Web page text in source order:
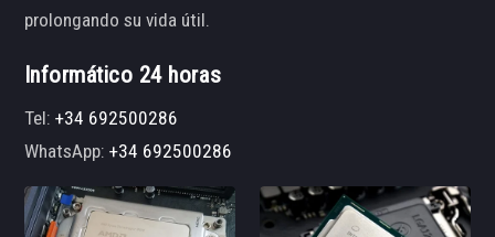
prolongando su vida útil.
Informático 24 horas
Tel:+34 692500286
WhatsApp:+34 692500286